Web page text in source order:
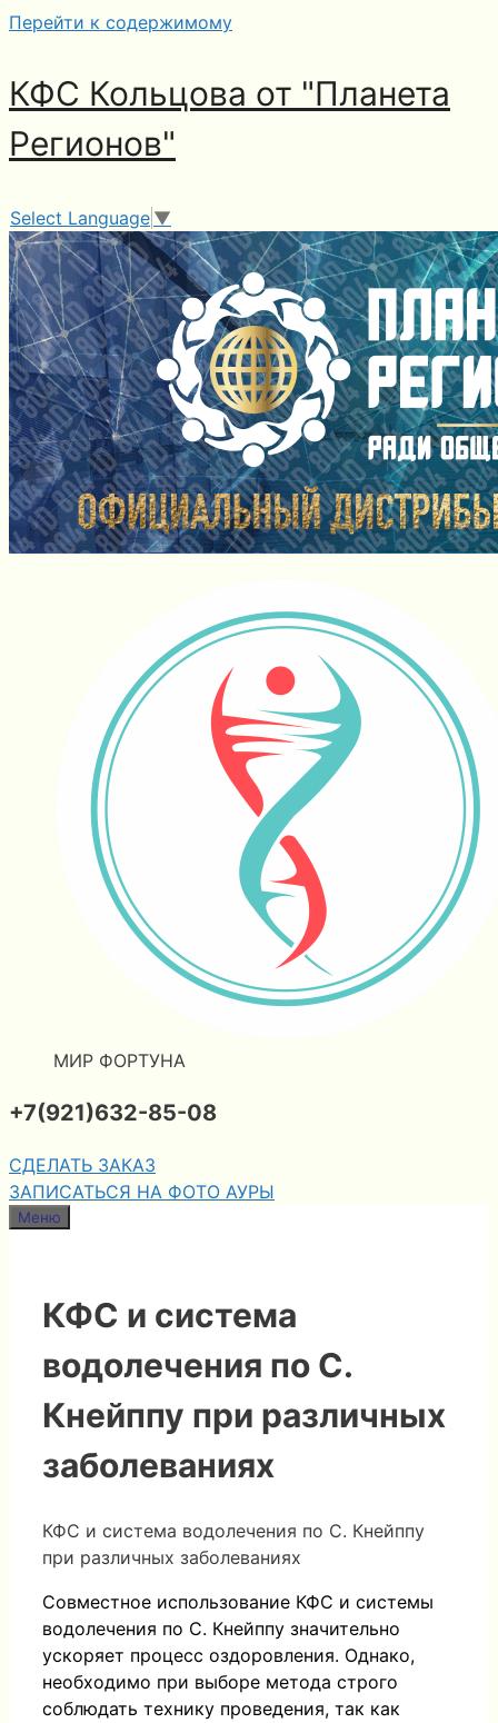
Перейти к содержимому
КФС Кольцова от "Планета
Регионов"
Select Language ▼
МИР ФОРТУНА
+7(921)632-85-08
СДЕЛАТЬ ЗАКАЗ
ЗАПИСАТЬСЯ НА ФОТО АУРЫ
Меню
КФС и система
водолечения по С.
Кнейппу при различных
заболеваниях
КФС и система водолечения по С. Кнейппу
при различных заболеваниях
Совместное использование КФС и системы
водолечения по С. Кнейппу значительно
ускоряет процесс оздоровления. Однако,
необходимо при выборе метода строго
соблюдать технику проведения, так как